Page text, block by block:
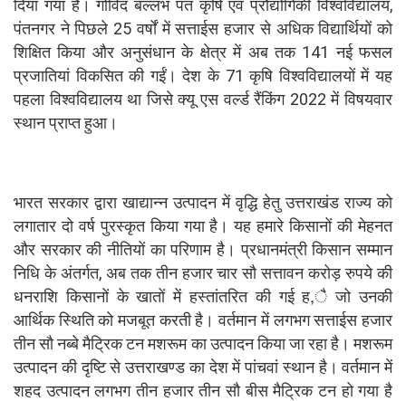
दिया गया है। गोविंद बल्लभ पंत कृषि एवं प्रौद्योगिकी विश्वविद्यालय,
पंतनगर ने पिछले 25 वर्षों में सत्ताईस हजार से अधिक विद्यार्थियों को
शिक्षित किया और अनुसंधान के क्षेत्र में अब तक 141 नई फसल
प्रजातियां विकसित की गईं। देश के 71 कृषि विश्वविद्यालयों में यह
पहला विश्वविद्यालय था जिसे क्यू एस वर्ल्ड रैंकिंग 2022 में विषयवार
स्थान प्राप्त हुआ।
भारत सरकार द्वारा खाद्यान्न उत्पादन में वृद्धि हेतु उत्तराखंड राज्य को
लगातार दो वर्ष पुरस्कृत किया गया है। यह हमारे किसानों की मेहनत
और सरकार की नीतियों का परिणाम है। प्रधानमंत्री किसान सम्मान
निधि के अंतर्गत, अब तक तीन हजार चार सौ सत्तावन करोड़ रुपये की
धनराशि किसानों के खातों में हस्तांतरित की गई ह,ै जो उनकी
आर्थिक स्थिति को मजबूत करती है। वर्तमान में लगभग सत्ताईस हजार
तीन सौ नब्बे मैट्रिक टन मशरूम का उत्पादन किया जा रहा है। मशरूम
उत्पादन की दृष्टि से उत्तराखण्ड का देश में पांचवां स्थान है। वर्तमान में
शहद उत्पादन लगभग तीन हजार तीन सौ बीस मैट्रिक टन हो गया है